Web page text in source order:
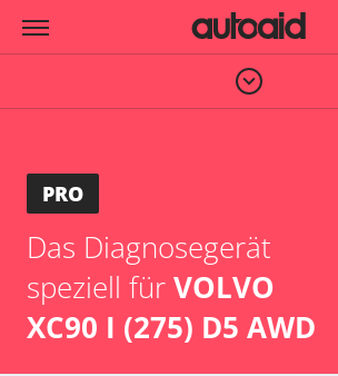
PRO
Das Diagnosegerät
speziell fürVOLVO
XC90 I (275) D5 AWD